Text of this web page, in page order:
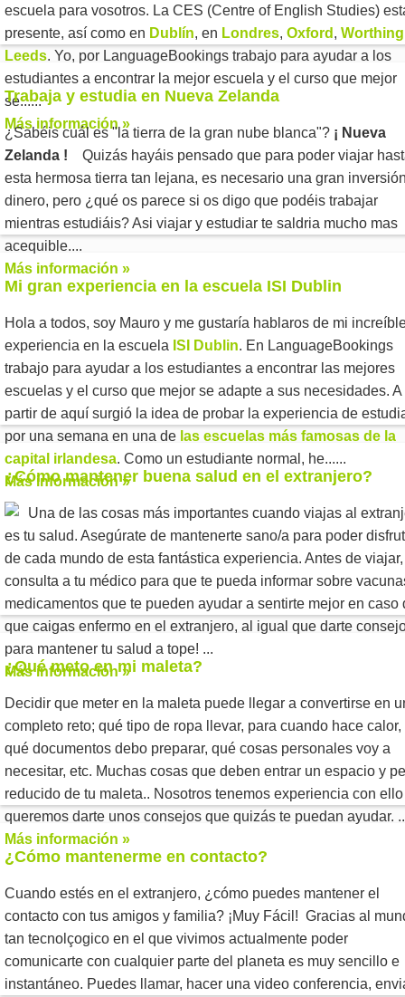
escuela para vosotros. La CES (Centre of English Studies)
presente, así como en Dublín, en Londres, Oxford , Worthing
Leeds. Yo, por LanguageBookings trabajo para ayudar a los
estudiantes a encontrar la mejor escuela y el curso que mejor
se......
Más información »
Trabaja y estudia en Nueva Zelanda
¿Sabéis cuál es "la tierra de la gran nube blanca"? ¡ Nueva
Zelanda !
Quizás hayáis pensado que para poder viajar
esta hermosa tierra tan lejana, es necesario una gran
dinero, pero ¿qué os parece si os digo que podéis trabajar
mientras estudiáis? Asi viajar y estudiar te saldria mucho mas
acequible....
Más información »
Mi gran experiencia en la escuela ISI Dublin
Hola a todos, soy Mauro y me gustaría hablaros de mi
experiencia en la escuela ISI Dublin. En LanguageBookings
trabajo para ayudar a los estudiantes a encontrar las mejores
escuelas y el curso que mejor se adapte a sus necesidades. A
partir de aquí surgió la idea de probar la experiencia de
por una semana en una de las escuelas más famosas de la
capital irlandesa. Como un estudiante normal, he......
Más información »
¿Cómo mantener buena salud en el extranjero?
Una de las cosas más importantes cuando viajas al
es tu salud. Asegúrate de mantenerte sano/a para poder
de cada mundo de esta fantástica experiencia. Antes de viajar,
consulta a tu médico para que te pueda informar sobre
medicamentos que te pueden ayudar a sentirte mejor en caso
que caigas enfermo en el extranjero, al igual que darte
para mantener tu salud a tope! ...
Más información »
¿Qué meto en mi maleta?
Decidir que meter en la maleta puede llegar a convertirse en
completo reto; qué tipo de ropa llevar, para cuando hace calor,
qué documentos debo preparar, qué cosas personales voy a
necesitar, etc. Muchas cosas que deben entrar un espacio y
reducido de tu maleta.. Nosotros tenemos experiencia con
queremos darte unos consejos que quizás te puedan ayudar.
Más información »
¿Cómo mantenerme en contacto?
Cuando estés en el extranjero, ¿cómo puedes mantener el
contacto con tus amigos y familia? ¡Muy Fácil! Gracias al
tan tecnolçogico en el que vivimos actualmente poder
comunicarte con cualquier parte del planeta es muy sencillo e
instantáneo. Puedes llamar, hacer una video conferencia,